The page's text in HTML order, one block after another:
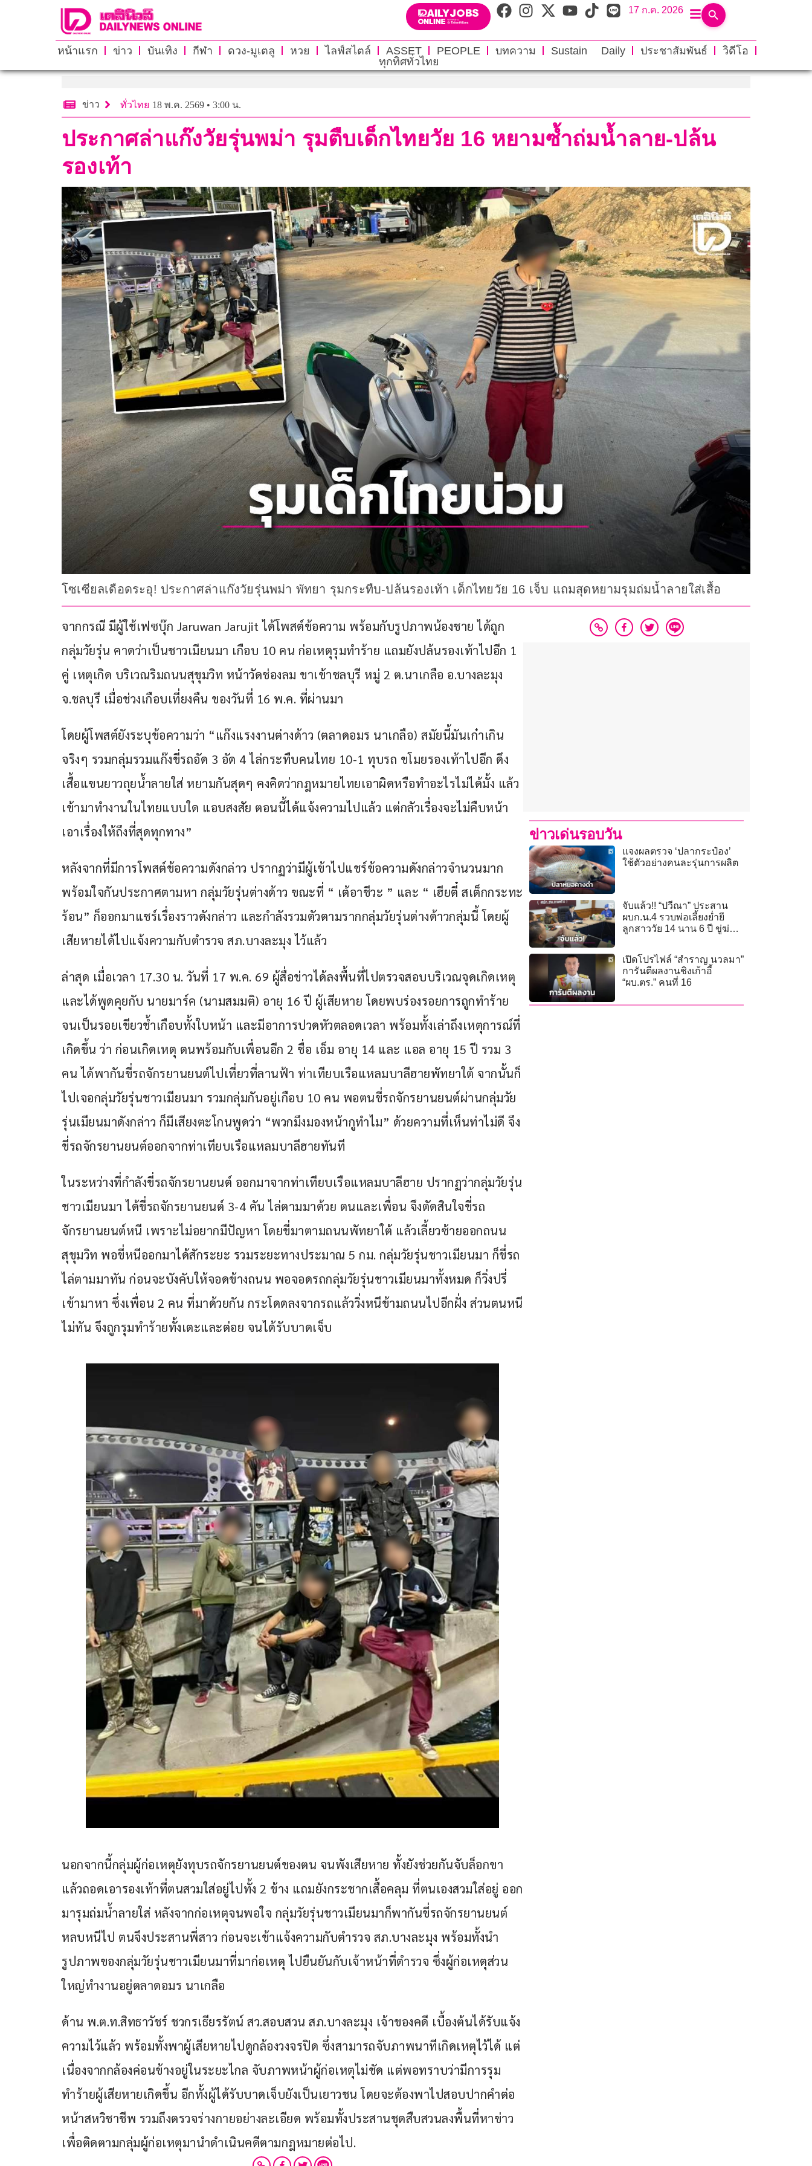
17 ก.ค. 2026
หน้าแรก ข่าว บันเทิง กีฬา ดวง-มูเตลู หวย ไลฟ์สไตล์ ASSET PEOPLE บทความ Sustain Daily ประชาสัมพันธ์
วิดีโอ
ทุกทิศทั่วไทย
ข่าว ทั่วไทย 18 พ.ค. 2569 • 3:00 น.
ประกาศล่าแก๊งวัยรุ่นพม่า รุมตืบเด็กไทยวัย 16 หยามซ้ำถ่มน้ำลาย-ปล้น
รองเท้า
โซเซียลเดือดระอุ! ประกาศล่าแก๊งวัยรุ่นพม่า พัทยา รุมกระทืบ-ปล้นรองเท้า เด็กไทยวัย 16 เจ็บ แถมสุดหยามรุมถ่มน้ำลายใส่เสื้อ
จากกรณี มีผู้ใช้เฟซบุ๊ก Jaruwan Jarujit ได้โพสต์ข้อความ พร้อมกับรูปภาพน้องชาย ได้ถูก
กลุ่มวัยรุ่น คาดว่าเป็นชาวเมียนมา เกือบ 10 คน ก่อเหตุรุมทำร้าย แถมยังปล้นรองเท้าไปอีก 1
คู่ เหตุเกิด บริเวณริมถนนสุขุมวิท หน้าวัดช่องลม ขาเข้าชลบุรี หมู่ 2 ต.นาเกลือ อ.บางละมุง
จ.ชลบุรี เมื่อช่วงเกือบเที่ยงคืน ของวันที่ 16 พ.ค. ที่ผ่านมา
โดยผู้โพสต์ยังระบุข้อความว่า “แก๊งแรงงานต่างด้าว (ตลาดอมร นาเกลือ) สมัยนี้มันเก๋าเกิน
จริงๆ รวมกลุ่มรวมแก๊งขี่รถอัด 3 อัด 4 ไล่กระทืบคนไทย 10-1 ทุบรถ ขโมยรองเท้าไปอีก ดึง
เสื้อแขนยาวถุยน้ำลายใส่ หยามกันสุดๆ คงคิดว่ากฎหมายไทยเอาผิดหรือทำอะไรไม่ได้มั้ง แล้ว
เข้ามาทำงานในไทยแบบใด แอบสงสัย ตอนนี้ได้แจ้งความไปแล้ว แต่กลัวเรื่องจะไม่คืบหน้า
เอาเรื่องให้ถึงที่สุดทุกทาง”
หลังจากที่มีการโพสต์ข้อความดังกล่าว ปรากฏว่ามีผู้เข้าไปแชร์ข้อความดังกล่าวจำนวนมาก
พร้อมใจกันประกาศตามหา กลุ่มวัยรุ่นต่างด้าว ขณะที่ “ เต้อาชีวะ ” และ “ เฮียตี๋ สเต็กกระทะ
ร้อน” ก็ออกมาแชร์เรื่องราวดังกล่าว และกำลังรวมตัวตามรากกลุ่มวัยรุ่นต่างด้าวกลุ่มนี้ โดยผู้
เสียหายได้ไปแจ้งความกับตำรวจ สภ.บางละมุง ไว้แล้ว
ล่าสุด เมื่อเวลา 17.30 น. วันที่ 17 พ.ค. 69 ผู้สื่อข่าวได้ลงพื้นที่ไปตรวจสอบบริเวณจุดเกิดเหตุ
และได้พูดคุยกับ นายมาร์ค (นามสมมติ) อายุ 16 ปี ผู้เสียหาย โดยพบร่องรอยการถูกทำร้าย
จนเป็นรอยเขียวช้ำเกือบทั้งใบหน้า และมีอาการปวดหัวตลอดเวลา พร้อมทั้งเล่าถึงเหตุการณ์ที่
เกิดขึ้น ว่า ก่อนเกิดเหตุ ตนพร้อมกับเพื่อนอีก 2 ชื่อ เอ็ม อายุ 14 และ แอล อายุ 15 ปี รวม 3
คน ได้พากันขี่รถจักรยานยนต์ไปเที่ยวที่ลานฟ้า ท่าเทียบเรือแหลมบาลีฮายพัทยาใต้ จากนั้นก็
ไปเจอกลุ่มวัยรุ่นชาวเมียนมา รวมกลุ่มกันอยู่เกือบ 10 คน พอตนขี่รถจักรยานยนต์ผ่านกลุ่มวัย
รุ่นเมียนมาดังกล่าว ก็มีเสียงตะโกนพูดว่า “พวกมึงมองหน้ากูทำไม” ด้วยความที่เห็นท่าไม่ดี จึง
ขี่รถจักรยานยนต์ออกจากท่าเทียบเรือแหลมบาลีฮายทันที
ในระหว่างที่กำลังขี่รถจักรยานยนต์ ออกมาจากท่าเทียบเรือแหลมบาลีฮาย ปรากฏว่ากลุ่มวัยรุ่น
ชาวเมียนมา ได้ขี่รถจักรยานยนต์ 3-4 คัน ไล่ตามมาด้วย ตนและเพื่อน จึงตัดสินใจขี่รถ
จักรยานยนต์หนี เพราะไม่อยากมีปัญหา โดยขี่มาตามถนนพัทยาใต้ แล้วเลี้ยวซ้ายออกถนน
สุขุมวิท พอขี่หนีออกมาได้สักระยะ รวมระยะทางประมาณ 5 กม. กลุ่มวัยรุ่นชาวเมียนมา ก็ขี่รถ
ไล่ตามมาทัน ก่อนจะบังคับให้จอดข้างถนน พอจอดรถกลุ่มวัยรุ่นชาวเมียนมาทั้งหมด ก็วิ่งปรี่
เข้ามาหา ซึ่งเพื่อน 2 คน ที่มาด้วยกัน กระโดดลงจากรถแล้ววิ่งหนีข้ามถนนไปอีกฝั่ง ส่วนตนหนี
ไม่ทัน จึงถูกรุมทำร้ายทั้งเตะและต่อย จนได้รับบาดเจ็บ
นอกจากนี้กลุ่มผู้ก่อเหตุยังทุบรถจักรยานยนต์ของตน จนพังเสียหาย ทั้งยังช่วยกันจับล็อกขา
แล้วถอดเอารองเท้าที่ตนสวมใส่อยู่ไปทั้ง 2 ข้าง แถมยังกระชากเสื้อคลุม ที่ตนเองสวมใส่อยู่ ออก
มารุมถ่มน้ำลายใส่ หลังจากก่อเหตุจนพอใจ กลุ่มวัยรุ่นชาวเมียนมาก็พากันขี่รถจักรยานยนต์
หลบหนีไป ตนจึงประสานพี่สาว ก่อนจะเข้าแจ้งความกับตำรวจ สภ.บางละมุง พร้อมทั้งนำ
รูปภาพของกลุ่มวัยรุ่นชาวเมียนมาที่มาก่อเหตุ ไปยืนยันกับเจ้าหน้าที่ตำรวจ ซึ่งผู้ก่อเหตุส่วน
ใหญ่ทำงานอยู่ตลาดอมร นาเกลือ
ด้าน พ.ต.ท.สิทธาวัชร์ ชวกรเธียรรัตน์ สว.สอบสวน สภ.บางละมุง เจ้าของคดี เบื้องต้นได้รับแจ้ง
ความไว้แล้ว พร้อมทั้งพาผู้เสียหายไปดูกล้องวงจรปิด ซึ่งสามารถจับภาพนาทีเกิดเหตุไว้ได้ แต่
เนื่องจากกล้องค่อนข้างอยู่ในระยะไกล จับภาพหน้าผู้ก่อเหตุไม่ชัด แต่พอทราบว่ามีการรุม
ทำร้ายผู้เสียหายเกิดขึ้น อีกทั้งผู้ได้รับบาดเจ็บยังเป็นเยาวชน โดยจะต้องพาไปสอบปากคำต่อ
หน้าสหวิชาชีพ รวมถึงตรวจร่างกายอย่างละเอียด พร้อมทั้งประสานชุดสืบสวนลงพื้นที่หาข่าว
เพื่อติดตามกลุ่มผู้ก่อเหตุมานำดำเนินคดีตามกฎหมายต่อไป.
ข่าวเด่นรอบวัน
แจงผลตรวจ ‘ปลากระป๋อง’
ใช้ตัวอย่างคนละรุ่นการผลิต
จับแล้ว!! “ปวีณา” ประสาน
ผบก.น.4 รวบพ่อเลี้ยงย่ำยี
ลูกสาววัย 14 นาน 6 ปี ขู่ฆ่า
เปิดโปรไฟล์ “สำราญ นวลมา”
การันตีผลงานชิงเก้าอี้
“ผบ.ตร.” คนที่ 16